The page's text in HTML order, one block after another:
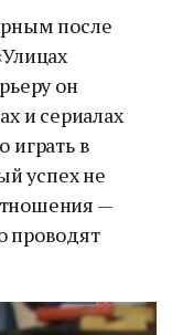
после
он
и сериалах
играть в
успех не
—
проводят